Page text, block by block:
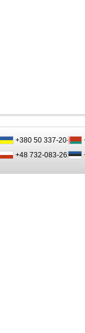
+380 50 337-20-47
+48 732-083-262